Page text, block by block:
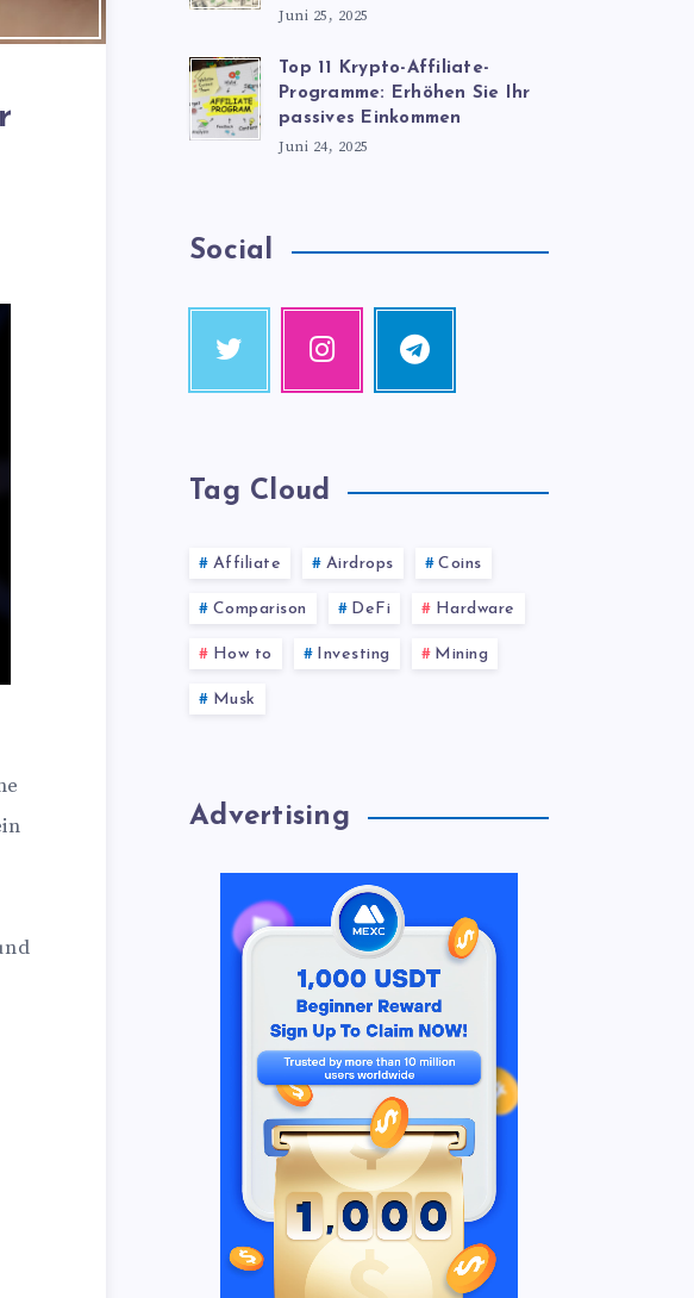
Juni 25, 2025
Top 11 Krypto-Affiliate-
Programme: Erhöhen Sie Ihr
passives Einkommen
Juni 24, 2025
Social
Tag Cloud
Affiliate Airdrops Coins
Comparison DeFi Hardware
How to Investing Mining
Musk
Advertising